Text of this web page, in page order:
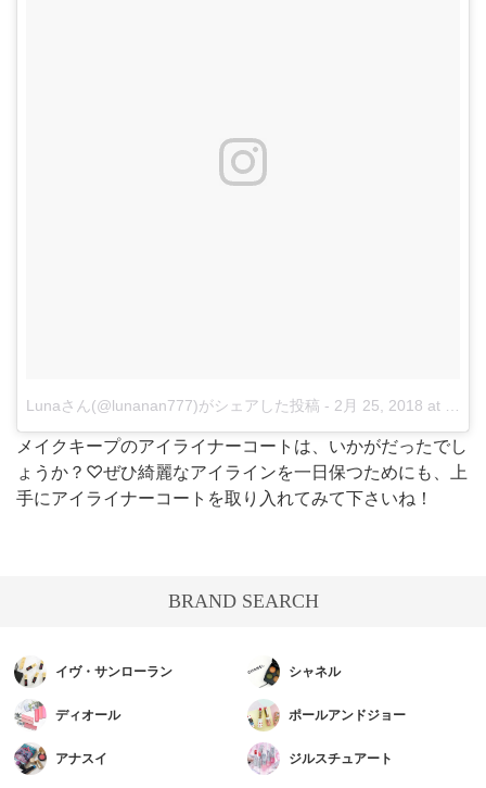
Lunaさん(@lunanan777)がシェアした投稿 - 2月 25, 2018 at 3:25午前 PST
メイクキープのアイライナーコートは、いかがだったでし
ょうか？♡ぜひ綺麗なアイラインを一日保つためにも、上
手にアイライナーコートを取り入れてみて下さいね！
BRAND SEARCH
イヴ・サンローラン シャネル
ディオール ポールアンドジョー
アナスイ ジルスチュアート